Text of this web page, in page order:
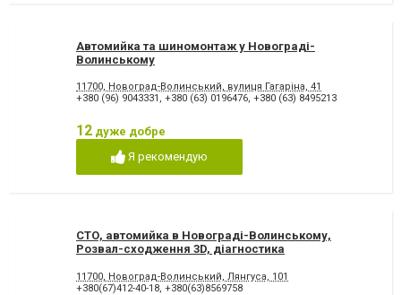
Автомийка та шиномонтаж у Новограді-
Волинському
11700, Новоград-Волинський, вулиця Гагаріна, 41
+380 (96) 9043331 , +380 (63) 0196476, +380 (63) 8495213
12 дуже добре
Я рекомендую
СТО, автомийка в Новограді-Волинському,
Розвал-сходження 3D, діагностика
11700, Новоград-Волинський, Лянгуса, 101
+380(67)412-40-18 +380(63)8569758